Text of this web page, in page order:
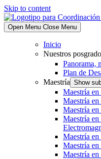
Skip to content
Open Menu Close Menu
Inicio
Nuestros
Panorama,
Plan de
Maestría Show
Maestría
Maestría
Maestría
Maestría
Maestría
Maestría en
Maestría